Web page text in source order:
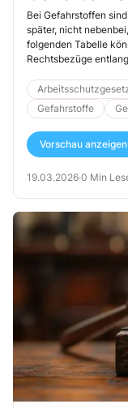
Blick
Bei Gefahrstoffen
später, nicht
folgenden Tabelle
Rechtsbezüge
Gefahrstoffe
Vorschau anzeigen
19.03.2026·0 Min